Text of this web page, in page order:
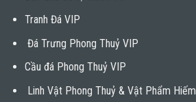
Tranh Đá VIP
Đá Trưng Phong Thuỷ VIP
Cầu đá Phong Thuỷ VIP
Linh Vật Phong Thuỷ & Vật Phẩm Hiếm